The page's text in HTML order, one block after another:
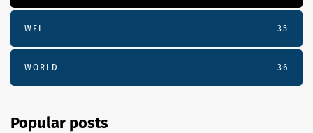
WEL 35
WORLD 36
Popular posts